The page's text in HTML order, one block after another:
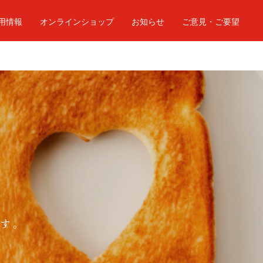
情報 オンラインショップ お知らせ ご意見・ご要望